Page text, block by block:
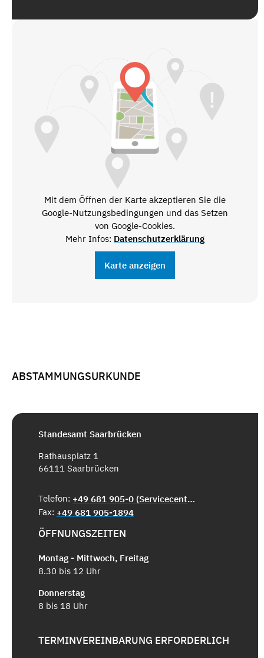
Mit dem Öffnen der Karte akzeptieren Sie die
Google-Nutzungsbedingungen und das Setzen
von Google-Cookies.
Mehr Infos: Datenschutzerklärung
Karte anzeigen
ABSTAMMUNGSURKUNDE
Standesamt Saarbrücken
Rathausplatz 1
66111 Saarbrücken
Telefon:
+49 681 905-0 (Servicecenter)
Fax: +49 681 905-1894
ÖFFNUNGSZEITEN
Montag - Mittwoch, Freitag
8.30 bis 12 Uhr
Donnerstag
8 bis 18 Uhr
TERMINVEREINBARUNG ERFORDERLICH